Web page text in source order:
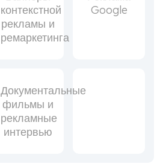
контекстной
рекламы и
ремаркетинга
Google
Документальные
фильмы и
рекламные
интервью